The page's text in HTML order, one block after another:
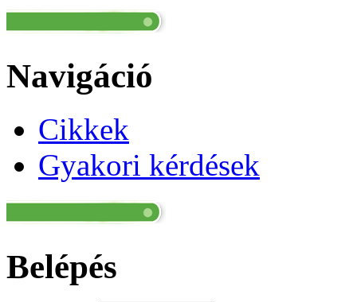
Navigáció
Cikkek
Gyakori kérdések
Belépés